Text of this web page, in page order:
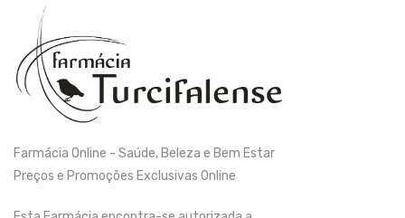
Farmácia Online - Saúde, Beleza e Bem Estar
Preços e Promoções Exclusivas Online